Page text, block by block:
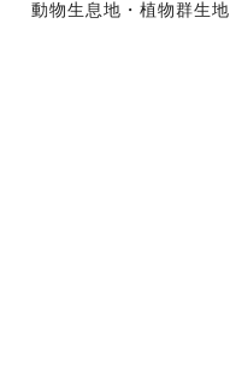
動物生息地・植物群生地